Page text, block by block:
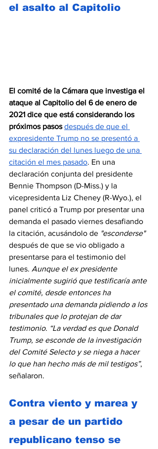
el asalto al Capitolio
El comité de la Cámara que investiga el
ataque al Capitolio del 6 de enero de
2021 dice que está considerando los
próximos pasos después de que el
expresidente Trump no se presentó a
su declaración del lunes luego de una
citación el mes pasado. En una
declaración conjunta del presidente
Bennie Thompson (D-Miss.) y la
vicepresidenta Liz Cheney (R-Wyo.), el
panel criticó a Trump por presentar una
demanda el pasado viernes desafiando
la citación, acusándolo de "esconderse"
después de que se vio obligado a
presentarse para el testimonio del
lunes. Aunque el ex presidente
inicialmente sugirió que testificaría ante
el comité, desde entonces ha
presentado una demanda pidiendo a los
tribunales que lo protejan de dar
testimonio. “La verdad es que Donald
Trump, se esconde de la investigación
del Comité Selecto y se niega a hacer
lo que han hecho más de mil testigos”,
señalaron.
Contra viento y marea y
a pesar de un partido
republicano tenso se